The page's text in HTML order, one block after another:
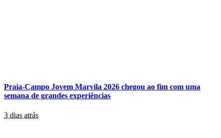
Praia-Campo Jovem Marvila 2026 chegou ao fim com uma
semana de grandes experiências
3 dias atrás